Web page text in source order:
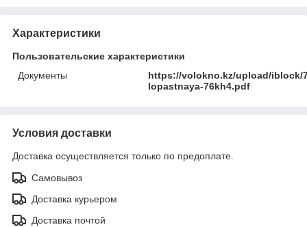
Характеристики
Пользовательские характеристики
Документы
https://volokno.kz/upload/iblock/
lopastnaya-76kh4.pdf
Условия доставки
Доставка осуществляется только по предоплате.
Самовывоз
Доставка курьером
Доставка почтой